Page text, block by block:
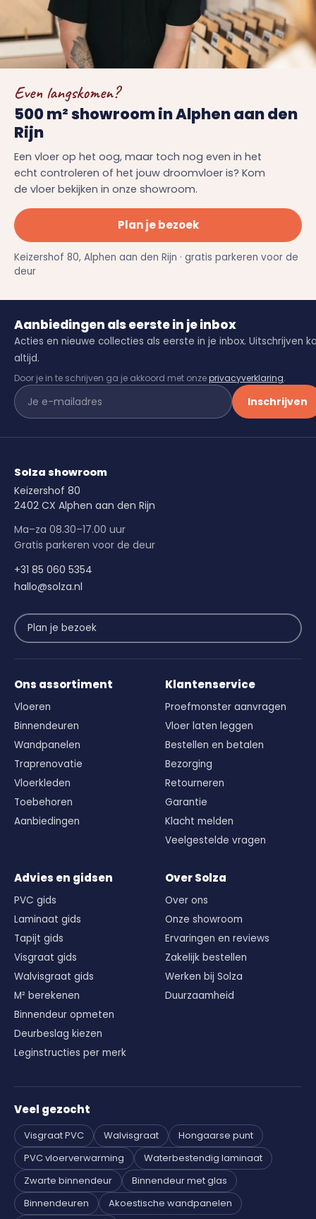
Even langskomen?
500 m² showroom in Alphen aan den
Rijn
Een vloer op het oog, maar toch nog even in het
echt controleren of het jouw droomvloer is? Kom
de vloer bekijken in onze showroom.
Plan je bezoek
Keizershof 80, Alphen aan den Rijn · gratis parkeren voor de
deur
Aanbiedingen als eerste in je inbox
Acties en nieuwe collecties als eerste in je inbox. Uitschrijven
altijd.
Door je in te schrijven ga je akkoord met onzeprivacyverklaring.
Inschrijven
Solza showroom
Keizershof 80
2402 CX Alphen aan den Rijn
Ma–za 08.30–17.00 uur
Gratis parkeren voor de deur
+31 85 060 5354
hallo@solza.nl
Plan je bezoek
Ons assortiment
Vloeren
Binnendeuren
Wandpanelen
Traprenovatie
Vloerkleden
Toebehoren
Aanbiedingen
Klantenservice
Proefmonster aanvragen
Vloer laten leggen
Bestellen en betalen
Bezorging
Retourneren
Garantie
Klacht melden
Veelgestelde vragen
Advies en gidsen
PVC gids
Laminaat gids
Tapijt gids
Visgraat gids
Walvisgraat gids
M² berekenen
Binnendeur opmeten
Deurbeslag kiezen
Leginstructies per merk
Over Solza
Over ons
Onze showroom
Ervaringen en reviews
Zakelijk bestellen
Werken bij Solza
Duurzaamheid
Veel gezocht
Visgraat PVC Walvisgraat
Hongaarse punt
PVC vloerverwarming
Waterbestendig laminaat
Zwarte binnendeur
Binnendeur met glas
Binnendeuren
Akoestische wandpanelen